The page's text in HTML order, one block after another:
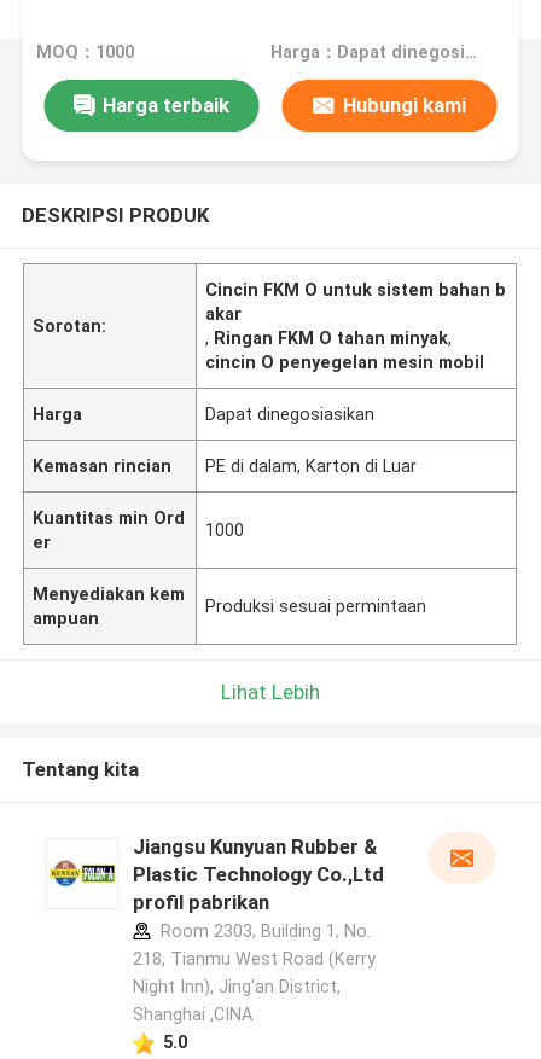
MOQ：1000 Harga：Dapat dinegosiasikan
Harga terbaik Hubungi kami
DESKRIPSI PRODUK
Sorotan:
Cincin FKM O untuk sistem bahan b
akar
, Ringan FKM O tahan minyak,
cincin O penyegelan mesin mobil
Harga Dapat dinegosiasikan
Kemasan rincian PE di dalam, Karton di Luar
Kuantitas min Ord
er
1000
Menyediakan kem
ampuan
Produksi sesuai permintaan
Lihat Lebih
Tentang kita
Jiangsu Kunyuan Rubber &
Plastic Technology Co.,Ltd
profil pabrikan
Room 2303, Building 1, No.
218, Tianmu West Road (Kerry
Night Inn), Jing'an District,
Shanghai ,CINA
5.0